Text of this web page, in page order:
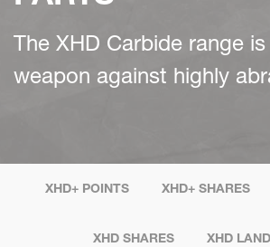
The XHD Carbide range
weapon against highly
XHD+ POINTS XHD+ SHARES
XHD SHARES XHD